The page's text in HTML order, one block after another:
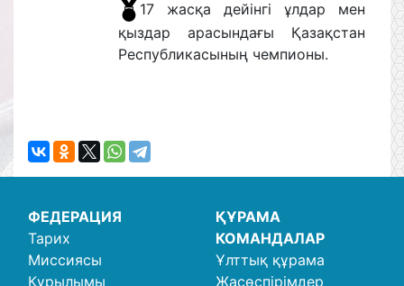
17 жасқа дейінгі ұлдар мен
қыздар арасындағы Қазақстан
Республикасының чемпионы.
ФЕДЕРАЦИЯ
Тарих
Миссиясы
Құрылымы
ҚҰРАМА
КОМАНДАЛАР
Ұлттық құрама
Жасөспірімдер